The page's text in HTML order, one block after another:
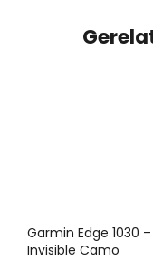
Garmin Edge 1030 –
Invisible Camo